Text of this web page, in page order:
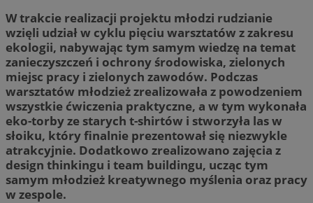
W trakcie realizacji projektu młodzi rudzianie
wzięli udział w cyklu pięciu warsztatów z zakresu
ekologii, nabywając tym samym wiedzę na temat
zanieczyszczeń i ochrony środowiska, zielonych
miejsc pracy i zielonych zawodów. Podczas
warsztatów młodzież zrealizowała z powodzeniem
wszystkie ćwiczenia praktyczne, a w tym wykonała
eko-torby ze starych t-shirtów i stworzyła las w
słoiku, który finalnie prezentował się niezwykle
atrakcyjnie. Dodatkowo zrealizowano zajęcia z
design thinkingu i team buildingu, ucząc tym
samym młodzież kreatywnego myślenia oraz pracy
w zespole.